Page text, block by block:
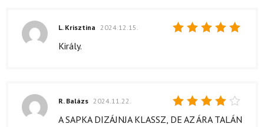
L. Krisztina 2024.12.15.
Király.
Értékelés:
R. Balázs 2024.11.22.
A SAPKA DIZÁJNJA KLASSZ, DE AZ ÁRA TALÁN